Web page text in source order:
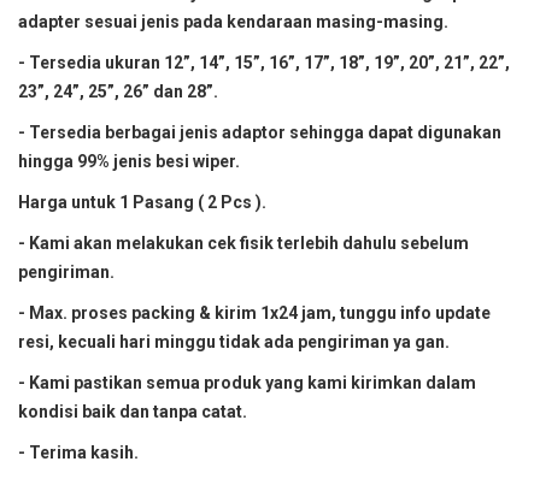
adapter sesuai jenis pada kendaraan masing-masing.
- Tersedia ukuran 12”, 14”, 15”, 16”, 17”, 18”, 19”, 20”, 21”, 22”,
23”, 24”, 25”, 26” dan 28”.
- Tersedia berbagai jenis adaptor sehingga dapat digunakan
hingga 99% jenis besi wiper.
Harga untuk 1 Pasang ( 2 Pcs ).
- Kami akan melakukan cek fisik terlebih dahulu sebelum
pengiriman.
- Max. proses packing & kirim 1x24 jam, tunggu info update
resi, kecuali hari minggu tidak ada pengiriman ya gan.
- Kami pastikan semua produk yang kami kirimkan dalam
kondisi baik dan tanpa catat.
- Terima kasih.